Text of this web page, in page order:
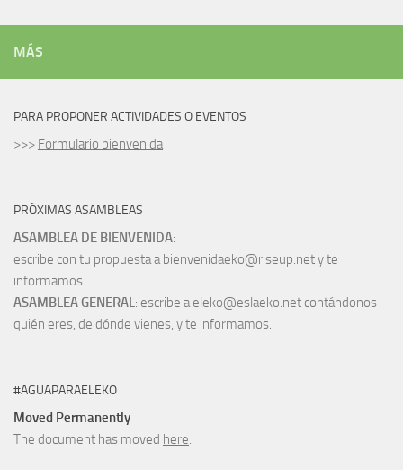
MÁS
PARA PROPONER ACTIVIDADES O EVENTOS
>>> Formulario bienvenida
PRÓXIMAS ASAMBLEAS
ASAMBLEA DE BIENVENIDA:
escribe con tu propuesta a bienvenidaeko@riseup.net y te
informamos.
ASAMBLEA GENERAL: escribe a eleko@eslaeko.net contándonos
quién eres, de dónde vienes, y te informamos.
#AGUAPARAELEKO
Moved Permanently
The document has moved here.